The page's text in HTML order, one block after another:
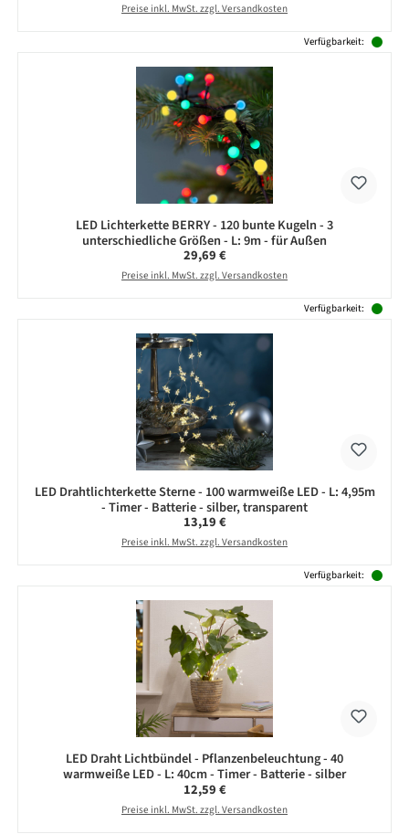
Preise inkl. MwSt. zzgl. Versandkosten
Verfügbarkeit:
LED Lichterkette BERRY - 120 bunte Kugeln - 3
unterschiedliche Größen - L: 9m - für Außen
Regulärer Preis:
29,69 €
Preise inkl. MwSt. zzgl. Versandkosten
Verfügbarkeit:
LED Drahtlichterkette Sterne - 100 warmweiße LED - L: 4,95m
- Timer - Batterie - silber, transparent
Regulärer Preis:
13,19 €
Preise inkl. MwSt. zzgl. Versandkosten
Verfügbarkeit:
LED Draht Lichtbündel - Pflanzenbeleuchtung - 40
warmweiße LED - L: 40cm - Timer - Batterie - silber
Regulärer Preis:
12,59 €
Preise inkl. MwSt. zzgl. Versandkosten